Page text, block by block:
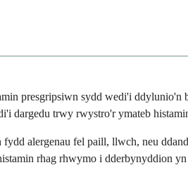
presgripsiwn sydd wedi'i
dargedu trwy rwystro'r ymateb
alergenau fel paill, llwch, neu
rhag rhwymo i dderbynyddion